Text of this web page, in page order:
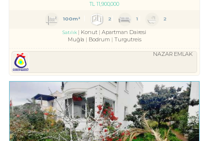
TL11,900,000
100m² 2 1 2
Satılık Konut
Apartman Dairesi
Muğla
Bodrum Turgutreis
NAZAR EMLAK